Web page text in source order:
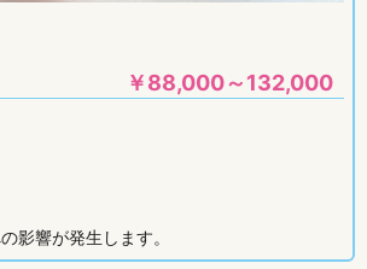
￥88,000～132,000
影響が発生します。